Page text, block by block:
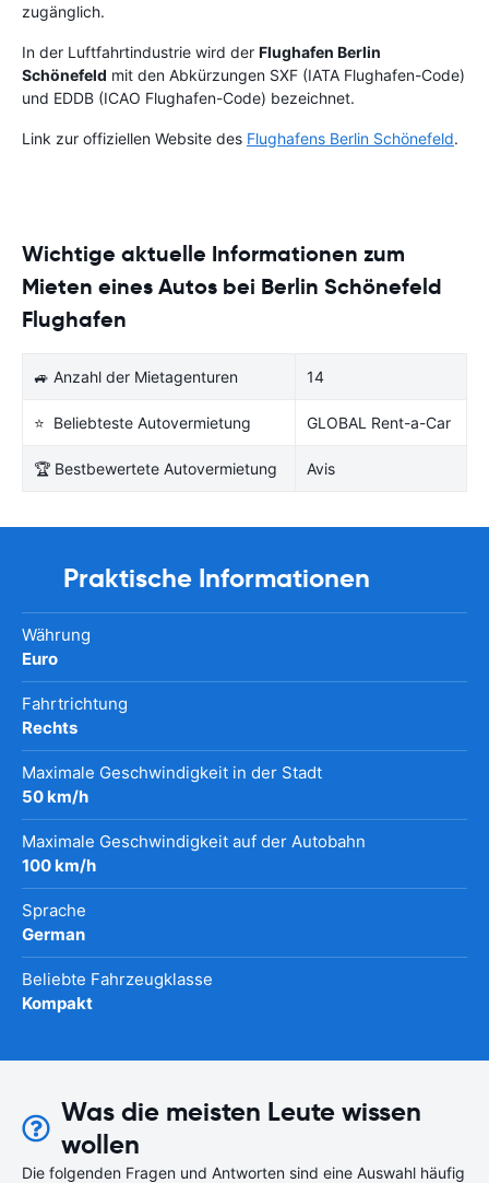
zugänglich.
In der Luftfahrtindustrie wird der Flughafen Berlin
Schönefeld mit den Abkürzungen SXF (IATA Flughafen-Code)
und EDDB (ICAO Flughafen-Code) bezeichnet.
Link zur offiziellen Website des Flughafens Berlin Schönefeld.
Wichtige aktuelle Informationen zum
Mieten eines Autos bei Berlin Schönefeld
Flughafen
🚙 Anzahl der Mietagenturen 14
⭐ Beliebteste Autovermietung GLOBAL Rent-a-Car
🏆 Bestbewertete Autovermietung Avis
Praktische Informationen
Währung
Euro
Fahrtrichtung
Rechts
Maximale Geschwindigkeit in der Stadt
50 km/h
Maximale Geschwindigkeit auf der Autobahn
100 km/h
Sprache
German
Beliebte Fahrzeugklasse
Kompakt
Was die meisten Leute wissen
wollen
Die folgenden Fragen und Antworten sind eine Auswahl häufig